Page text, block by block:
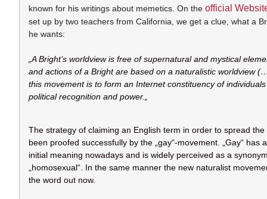
known for his writings about memetics. On the official
set up by two teachers from California, we get a clue, what a
he wants:
„A Bright’s worldview is free of supernatural and mystical
and actions of a Bright are based on a naturalistic worldview
this movement is to form an Internet constituency of
political recognition and power.
The strategy of claiming an English term in order to spread
been proofed successfully by the „gay“-movement. „Gay“ has
initial meaning nowadays and is widely perceived as a
„homosexual“. In the same manner the new naturalist
the word out now.